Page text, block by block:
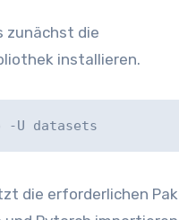
zunächst die
installieren.
U datasets
die erforderlichen